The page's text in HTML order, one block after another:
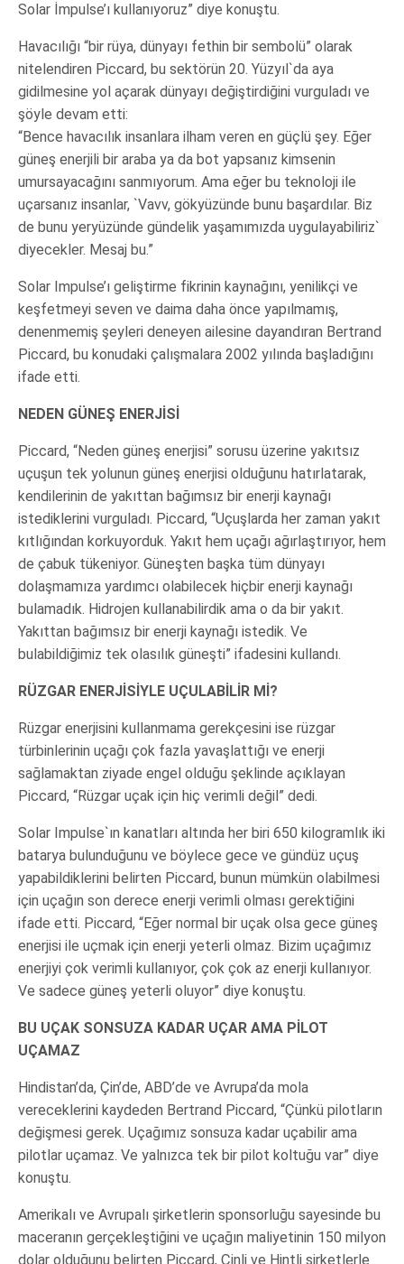
Solar İmpulse’ı kullanıyoruz” diye konuştu.
Havacılığı “bir rüya, dünyayı fethin bir sembolü” olarak
nitelendiren Piccard, bu sektörün 20. Yüzyıl`da aya
gidilmesine yol açarak dünyayı değiştirdiğini vurguladı ve
şöyle devam etti:
“Bence havacılık insanlara ilham veren en güçlü şey. Eğer
güneş enerjili bir araba ya da bot yapsanız kimsenin
umursayacağını sanmıyorum. Ama eğer bu teknoloji ile
uçarsanız insanlar, `Vavv, gökyüzünde bunu başardılar. Biz
de bunu yeryüzünde gündelik yaşamımızda uygulayabiliriz`
diyecekler. Mesaj bu.”
Solar Impulse’ı geliştirme fikrinin kaynağını, yenilikçi ve
keşfetmeyi seven ve daima daha önce yapılmamış,
denenmemiş şeyleri deneyen ailesine dayandıran Bertrand
Piccard, bu konudaki çalışmalara 2002 yılında başladığını
ifade etti.
NEDEN GÜNEŞ ENERJİSİ
Piccard, “Neden güneş enerjisi” sorusu üzerine yakıtsız
uçuşun tek yolunun güneş enerjisi olduğunu hatırlatarak,
kendilerinin de yakıttan bağımsız bir enerji kaynağı
istediklerini vurguladı. Piccard, “Uçuşlarda her zaman yakıt
kıtlığından korkuyorduk. Yakıt hem uçağı ağırlaştırıyor, hem
de çabuk tükeniyor. Güneşten başka tüm dünyayı
dolaşmamıza yardımcı olabilecek hiçbir enerji kaynağı
bulamadık. Hidrojen kullanabilirdik ama o da bir yakıt.
Yakıttan bağımsız bir enerji kaynağı istedik. Ve
bulabildiğimiz tek olasılık güneşti” ifadesini kullandı.
RÜZGAR ENERJİSİYLE UÇULABİLİR Mİ?
Rüzgar enerjisini kullanmama gerekçesini ise rüzgar
türbinlerinin uçağı çok fazla yavaşlattığı ve enerji
sağlamaktan ziyade engel olduğu şeklinde açıklayan
Piccard, “Rüzgar uçak için hiç verimli değil” dedi.
Solar Impulse`ın kanatları altında her biri 650 kilogramlık iki
batarya bulunduğunu ve böylece gece ve gündüz uçuş
yapabildiklerini belirten Piccard, bunun mümkün olabilmesi
için uçağın son derece enerji verimli olması gerektiğini
ifade etti. Piccard, “Eğer normal bir uçak olsa gece güneş
enerjisi ile uçmak için enerji yeterli olmaz. Bizim uçağımız
enerjiyi çok verimli kullanıyor, çok çok az enerji kullanıyor.
Ve sadece güneş yeterli oluyor” diye konuştu.
BU UÇAK SONSUZA KADAR UÇAR AMA PİLOT
UÇAMAZ
Hindistan’da, Çin’de, ABD’de ve Avrupa’da mola
vereceklerini kaydeden Bertrand Piccard, “Çünkü pilotların
değişmesi gerek. Uçağımız sonsuza kadar uçabilir ama
pilotlar uçamaz. Ve yalnızca tek bir pilot koltuğu var” diye
konuştu.
Amerikalı ve Avrupalı şirketlerin sponsorluğu sayesinde bu
maceranın gerçekleştiğini ve uçağın maliyetinin 150 milyon
dolar olduğunu belirten Piccard, Çinli ve Hintli şirketlerle